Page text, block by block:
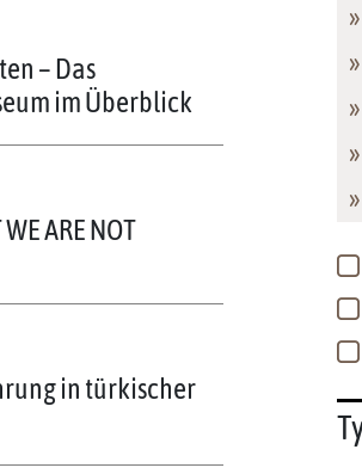
– Das
im Überblick
ARE NOT
in türkischer
»
»
»
»
»